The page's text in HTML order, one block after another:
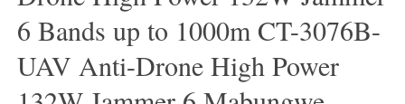
6 Bands up to 1000m CT-3076B-
UAV Anti-Drone High Power